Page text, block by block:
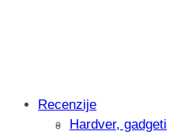
Intervju:
Recenzije
Hardver, gadgeti